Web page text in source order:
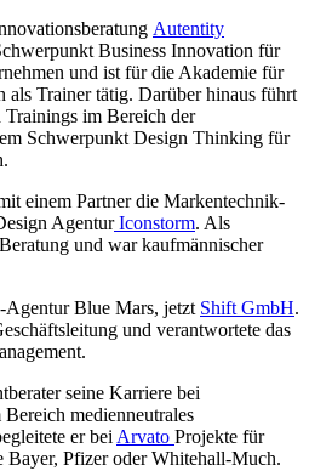
Autentity
Business Innovation für
und ist für die Akademie für
als Trainer tätig. Darüber hinaus führt
Trainings im Bereich der
Schwerpunkt Design Thinking für
einem Partner die Markentechnik-
AgenturIconstorm. Als
und war kaufmännischer
Agentur Blue Mars, jetzt Shift GmbH.
und verantwortete das
seine Karriere bei
medienneutrales
er bei Arvato Projekte für
Pfizer oder Whitehall-Much.